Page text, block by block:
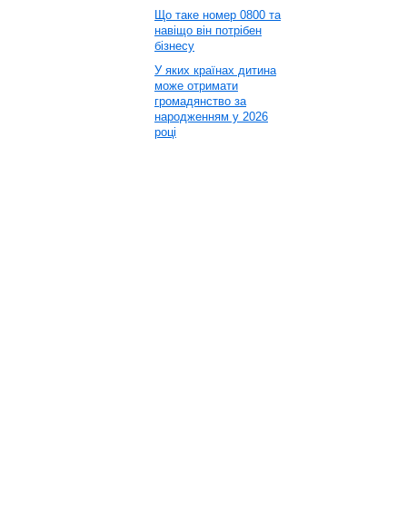
Що таке номер 0800 та
навіщо він потрібен
бізнесу
У яких країнах дитина
може отримати
громадянство за
народженням у 2026
році